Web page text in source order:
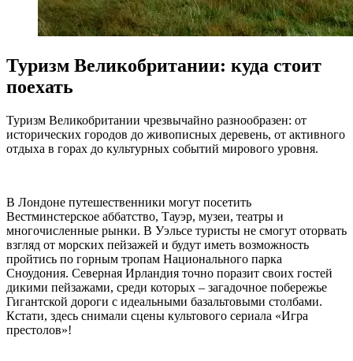
Туризм Великобритании: куда стоит
поехать
Туризм Великобритании чрезвычайно разнообразен: от
исторических городов до живописных деревень, от активного
отдыха в горах до культурных событий мирового уровня.
В Лондоне путешественники могут посетить
Вестминстерское аббатство, Тауэр, музеи, театры и
многочисленные рынки. В Уэльсе туристы не смогут оторвать
взгляд от морских пейзажей и будут иметь возможность
пройтись по горным тропам Национального парка
Сноудония. Северная Ирландия точно поразит своих гостей
дикими пейзажами, среди которых – загадочное побережье
Гигантской дороги с идеальными базальтовыми столбами.
Кстати, здесь снимали сцены культового сериала «Игра
престолов»!